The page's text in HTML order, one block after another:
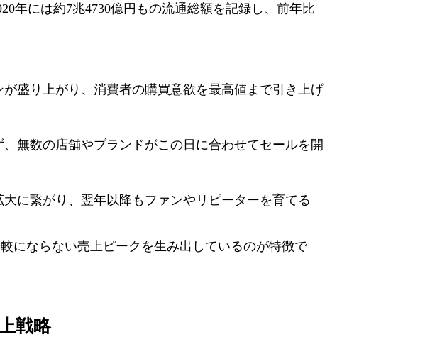
年には約7兆4730億円もの流通総額を記録し、前年比
盛り上がり、消費者の購買意欲を最高値まで引き上げ
無数の店舗やブランドがこの日に合わせてセールを開
に繋がり、翌年以降もファンやリピーターを育てる
にならない売上ピークを生み出しているのが特徴で
戦略